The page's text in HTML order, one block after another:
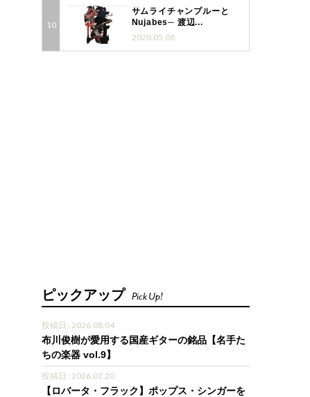
サムライチャンプルーと
Nujabes─ 渡辺...
2020.05.08
ピックアップ Pick Up!
投稿日 : 2026.08.04
布川俊樹が愛用する国産ギターの銘品【名手た
ちの楽器 vol.9】
投稿日 : 2026.07.20
【ロバータ・フラック】ポップス・シンガーを